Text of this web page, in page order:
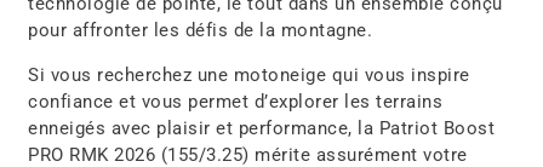
pour affronter les défis de la montagne.
Si vous recherchez une motoneige qui vous inspire
confiance et vous permet d’explorer les terrains
enneigés avec plaisir et performance, la Patriot Boost
PRO RMK 2026 (155/3.25) mérite assurément votre